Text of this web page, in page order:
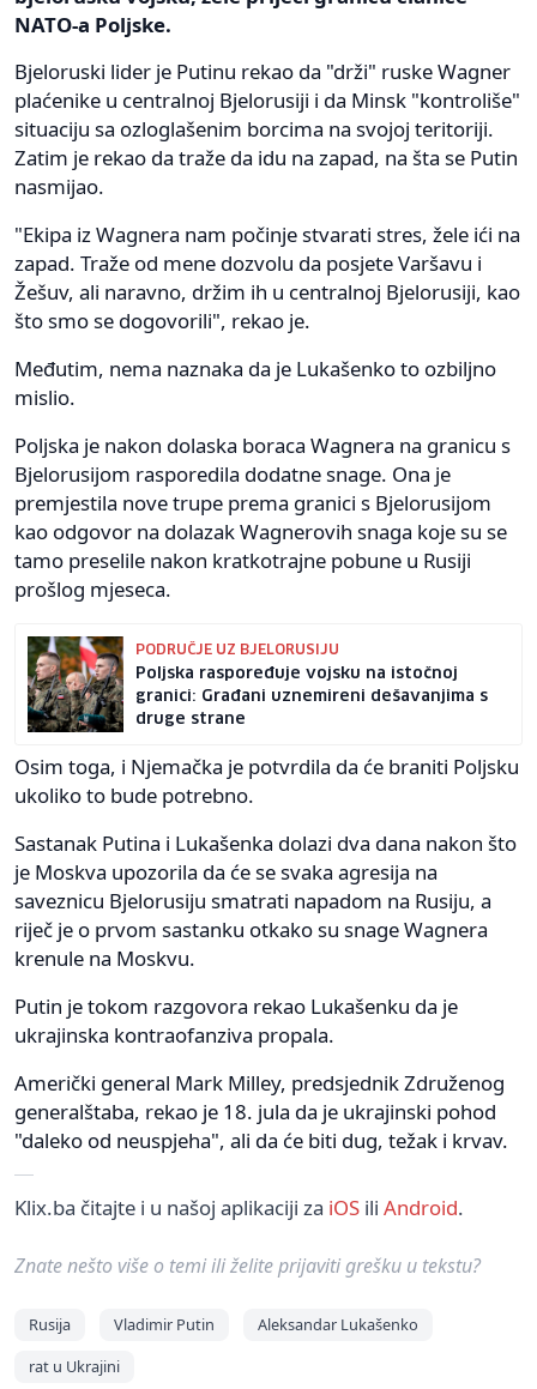
NATO-a Poljske.
Bjeloruski lider je Putinu rekao da "drži" ruske Wagner
plaćenike u centralnoj Bjelorusiji i da Minsk "kontroliše"
situaciju sa ozloglašenim borcima na svojoj teritoriji.
Zatim je rekao da traže da idu na zapad, na šta se Putin
nasmijao.
"Ekipa iz Wagnera nam počinje stvarati stres, žele ići na
zapad. Traže od mene dozvolu da posjete Varšavu i
Žešuv, ali naravno, držim ih u centralnoj Bjelorusiji, kao
što smo se dogovorili", rekao je.
Međutim, nema naznaka da je Lukašenko to ozbiljno
mislio.
Poljska je nakon dolaska boraca Wagnera na granicu s
Bjelorusijom rasporedila dodatne snage. Ona je
premjestila nove trupe prema granici s Bjelorusijom
kao odgovor na dolazak Wagnerovih snaga koje su se
tamo preselile nakon kratkotrajne pobune u Rusiji
prošlog mjeseca.
PODRUČJE UZ BJELORUSIJU
Poljska raspoređuje vojsku na istočnoj
granici: Građani uznemireni dešavanjima s
druge strane
Osim toga, i Njemačka je potvrdila da će braniti Poljsku
ukoliko to bude potrebno.
Sastanak Putina i Lukašenka dolazi dva dana nakon što
je Moskva upozorila da će se svaka agresija na
saveznicu Bjelorusiju smatrati napadom na Rusiju, a
riječ je o prvom sastanku otkako su snage Wagnera
krenule na Moskvu.
Putin je tokom razgovora rekao Lukašenku da je
ukrajinska kontraofanziva propala.
Američki general Mark Milley, predsjednik Združenog
generalštaba, rekao je 18. jula da je ukrajinski pohod
"daleko od neuspjeha", ali da će biti dug, težak i krvav.
Klix.ba čitajte i u našoj aplikaciji za iOS ili Android.
Znate nešto više o temi ili želite prijaviti grešku u tekstu?
Rusija Vladimir Putin
Aleksandar Lukašenko
rat u Ukrajini